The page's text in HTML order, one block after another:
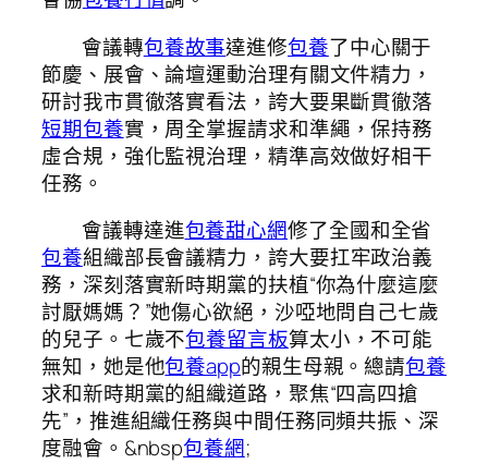
會議轉包養故事達進修包養了中心關于
節慶、展會、論壇運動治理有關文件精力，
研討我市貫徹落實看法，誇大要果斷貫徹落
短期包養實，周全掌握請求和準繩，保持務
虛合規，強化監視治理，精準高效做好相干
任務。
會議轉達進包養甜心網修了全國和全省
包養組織部長會議精力，誇大要扛牢政治義
務，深刻落實新時期黨的扶植“你為什麼這麼
討厭媽媽？”她傷心欲絕，沙啞地問自己七歲
的兒子。七歲不包養留言板算太小，不可能
無知，她是他包養app的親生母親。總請包養
求和新時期黨的組織道路，聚焦“四高四搶
先”，推進組織任務與中間任務同頻共振、深
度融會。&nbsp包養網;